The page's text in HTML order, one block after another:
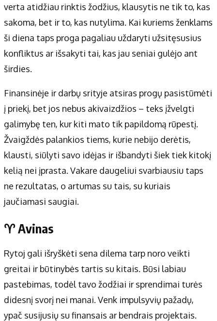
verta atidžiau rinktis žodžius, klausytis ne tik to, kas
sakoma, bet ir to, kas nutylima. Kai kuriems ženklams
ši diena taps proga pagaliau uždaryti užsitęsusius
konfliktus ar išsakyti tai, kas jau seniai gulėjo ant
širdies.
Finansinėje ir darbų srityje atsiras progų pasistūmėti
į priekį, bet jos nebus akivaizdžios – teks įžvelgti
galimybę ten, kur kiti mato tik papildomą rūpestį.
Žvaigždės palankios tiems, kurie nebijo derėtis,
klausti, siūlyti savo idėjas ir išbandyti šiek tiek kitokį
kelią nei įprasta. Vakare daugeliui svarbiausiu taps
ne rezultatas, o artumas su tais, su kuriais
jaučiamasi saugiai.
♈ Avinas
Rytoj gali išryškėti sena dilema tarp noro veikti
greitai ir būtinybės tartis su kitais. Būsi labiau
pastebimas, todėl tavo žodžiai ir sprendimai turės
didesnį svorį nei manai. Venk impulsyvių pažadų,
ypač susijusių su finansais ar bendrais projektais.